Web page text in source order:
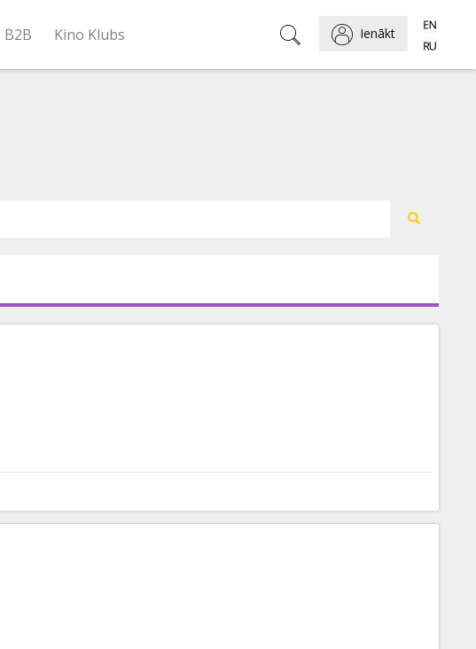
B2B Kino Klubs Ienākt